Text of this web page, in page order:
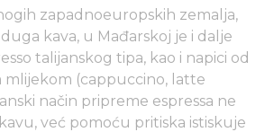
zapadnoeuropskih zemalja,
kava, u Mađarskoj je i dalje
talijanskog tipa, kao i napici od
mlijekom (cappuccino, latte
način pripreme espressa ne
već pomoću pritiska istiskuje